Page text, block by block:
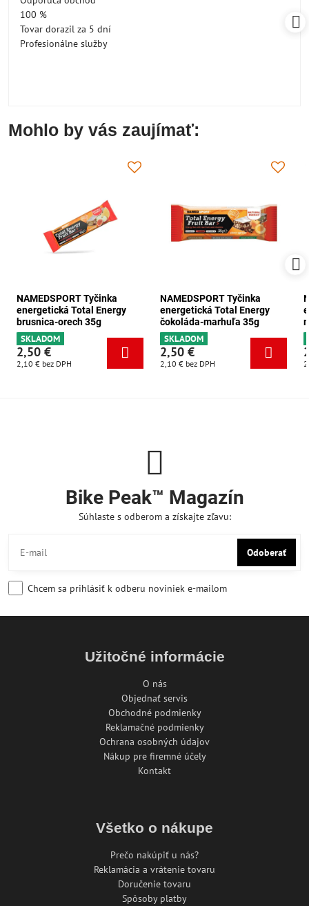
100 %
Tovar dorazil za 5 dní
Profesionálne služby
Mohlo by vás zaujímať:
NAMEDSPORT Tyčinka
energetická Total Energy
brusnica-orech 35g
SKLADOM
2,50 €
2,10 € bez DPH
NAMEDSPORT Tyčinka
energetická Total Energy
čokoláda-marhuľa 35g
SKLADOM
2,50 €
2,10 € bez DPH
Bike Peak™ Magazín
Súhlaste s odberom a získajte zľavu:
Odoberať
Chcem sa prihlásiť k odberu noviniek e-mailom
Užitočné informácie
O nás
Objednať servis
Obchodné podmienky
Reklamačné podmienky
Ochrana osobných údajov
Nákup pre firemné účely
Kontakt
Všetko o nákupe
Prečo nakúpiť u nás?
Reklamácia a vrátenie tovaru
Doručenie tovaru
Spôsoby platby